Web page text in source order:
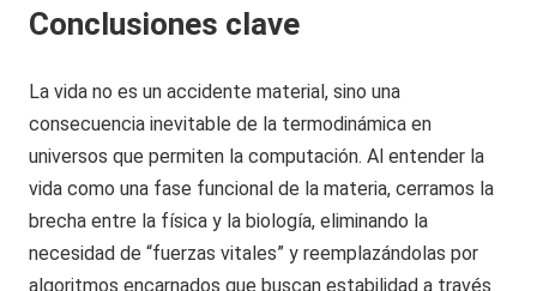
Conclusiones clave
La vida no es un accidente material, sino una
consecuencia inevitable de la termodinámica en
universos que permiten la computación. Al entender la
vida como una fase funcional de la materia, cerramos la
brecha entre la física y la biología, eliminando la
necesidad de “fuerzas vitales” y reemplazándolas por
algoritmos encarnados que buscan estabilidad a través